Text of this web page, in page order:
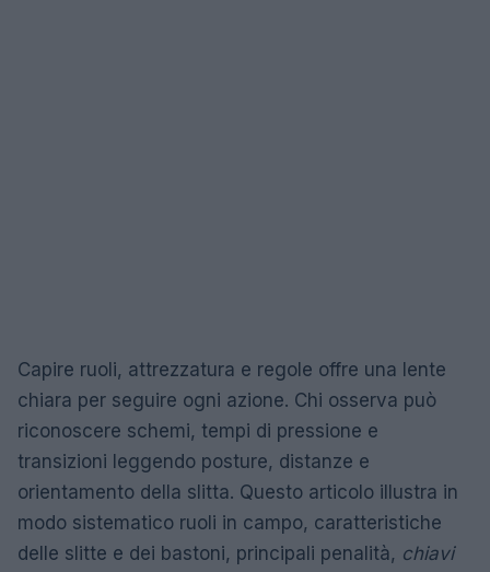
Capire ruoli, attrezzatura e regole offre una lente
chiara per seguire ogni azione. Chi osserva può
riconoscere schemi, tempi di pressione e
transizioni leggendo posture, distanze e
orientamento della slitta. Questo articolo illustra in
modo sistematico ruoli in campo, caratteristiche
delle slitte e dei bastoni, principali penalità, chiavi